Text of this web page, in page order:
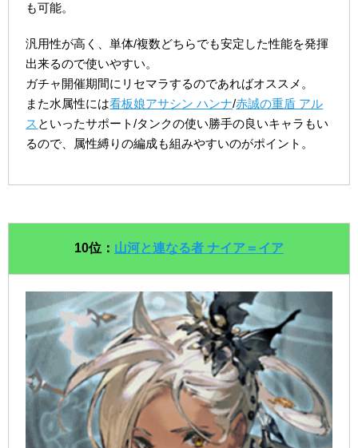
も可能。
汎用性が高く、単体/複数どちらでも安定した性能を発揮
出来るので使いやすい。
ガチャ開催期間にリセマラするのであればオススメ。
また水属性には看板娘アサシン ハンナ/赤誠の重盾 アル
ス といったサポート/タンクの使い勝手の良いキャラもい
るので、属性縛りの編成も組みやすいのがポイント。
10位： 山河と連なる者 ナイア＝イア